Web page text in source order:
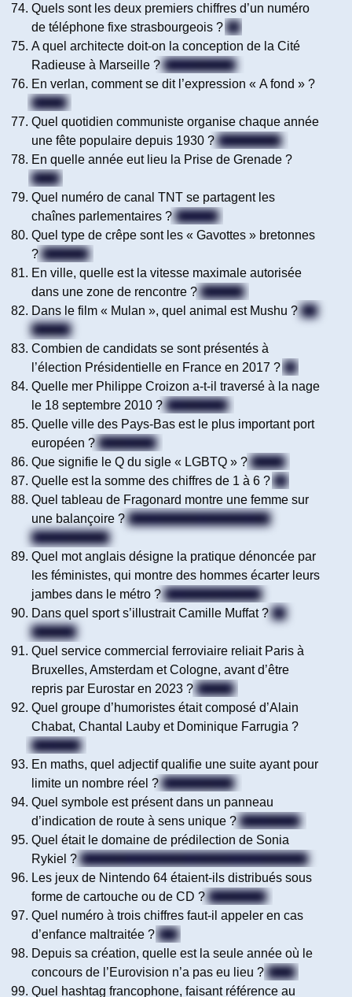
Quels sont les deux premiers chiffres d’un numéro
de téléphone fixe strasbourgeois ? 03
A quel architecte doit-on la conception de la Cité
Radieuse à Marseille ? Le Corbusier
En verlan, comment se dit l’expression « A fond » ?
A donf
Quel quotidien communiste organise chaque année
une fête populaire depuis 1930 ? L’Humanité
En quelle année eut lieu la Prise de Grenade ?
1492
Quel numéro de canal TNT se partagent les
chaînes parlementaires ? Le n°13
Quel type de crêpe sont les « Gavottes » bretonnes
? Dentelle
En ville, quelle est la vitesse maximale autorisée
dans une zone de rencontre ? 20 km/h
Dans le film « Mulan », quel animal est Mushu ? Un
dragon
Combien de candidats se sont présentés à
l’élection Présidentielle en France en 2017 ? 11
Quelle mer Philippe Croizon a-t-il traversé à la nage
le 18 septembre 2010 ? La Manche
Quelle ville des Pays-Bas est le plus important port
européen ? Rotterdam
Que signifie le Q du sigle « LGBTQ » ? Queer
Quelle est la somme des chiffres de 1 à 6 ? 21
Quel tableau de Fragonard montre une femme sur
une balançoire ? (Les hasards heureux de)
L’escarpolette
Quel mot anglais désigne la pratique dénoncée par
les féministes, qui montre des hommes écarter leurs
jambes dans le métro ? Le manspreading
Dans quel sport s’illustrait Camille Muffat ? La
natation
Quel service commercial ferroviaire reliait Paris à
Bruxelles, Amsterdam et Cologne, avant d’être
repris par Eurostar en 2023 ? Thalys
Quel groupe d’humoristes était composé d’Alain
Chabat, Chantal Lauby et Dominique Farrugia ?
Les Nuls
En maths, quel adjectif qualifie une suite ayant pour
limite un nombre réel ? Convergente
Quel symbole est présent dans un panneau
d’indication de route à sens unique ? Une flèche
Quel était le domaine de prédilection de Sonia
Rykiel ? La mode / La haute couture / Le stylisme)
Les jeux de Nintendo 64 étaient-ils distribués sous
forme de cartouche ou de CD ? Cartouche
Quel numéro à trois chiffres faut-il appeler en cas
d’enfance maltraitée ? 119
Depuis sa création, quelle est la seule année où le
concours de l’Eurovision n’a pas eu lieu ? 2020
Quel hashtag francophone, faisant référence au